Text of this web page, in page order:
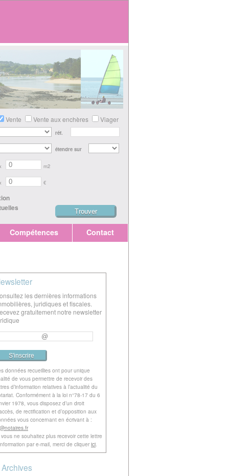
Vente Vente aux enchères Viager
réf.
étendre sur
m2
€
Compétences Contact
les dernières informations
juridiques et fiscales.
gratuitement notre newsletter
données recueillies ont pour unique
de vous permettre de recevoir des
d’information relatives à l’actualité du
Conformément à la loi n°78-17 du 6
1978, vous disposez d’un droit
de rectification et d’opposition aux
vous concernant en écrivant à :
ne souhaitez plus recevoir cette lettre
par e-mail, merci de cliquerici.
Archives